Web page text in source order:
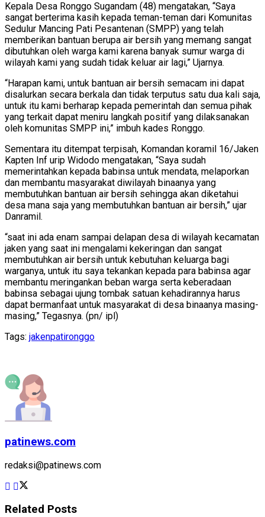
Kepala Desa Ronggo Sugandam (48) mengatakan, “Saya
sangat berterima kasih kepada teman-teman dari Komunitas
Sedulur Mancing Pati Pesantenan (SMPP) yang telah
memberikan bantuan berupa air bersih yang memang sangat
dibutuhkan oleh warga kami karena banyak sumur warga di
wilayah kami yang sudah tidak keluar air lagi,” Ujarnya.
“Harapan kami, untuk bantuan air bersih semacam ini dapat
disalurkan secara berkala dan tidak terputus satu dua kali saja,
untuk itu kami berharap kepada pemerintah dan semua pihak
yang terkait dapat meniru langkah positif yang dilaksanakan
oleh komunitas SMPP ini,” imbuh kades Ronggo.
Sementara itu ditempat terpisah, Komandan koramil 16/Jaken
Kapten Inf urip Widodo mengatakan, “Saya sudah
memerintahkan kepada babinsa untuk mendata, melaporkan
dan membantu masyarakat diwilayah binaanya yang
membutuhkan bantuan air bersih sehingga akan diketahui
desa mana saja yang membutuhkan bantuan air bersih,” ujar
Danramil.
“saat ini ada enam sampai delapan desa di wilayah kecamatan
jaken yang saat ini mengalami kekeringan dan sangat
membutuhkan air bersih untuk kebutuhan keluarga bagi
warganya, untuk itu saya tekankan kepada para babinsa agar
membantu meringankan beban warga serta keberadaan
babinsa sebagai ujung tombak satuan kehadirannya harus
dapat bermanfaat untuk masyarakat di desa binaanya masing-
masing,” Tegasnya. (pn/ ipl)
Tags: jakenpatironggo
patinews.com
redaksi@patinews.com
Related Posts